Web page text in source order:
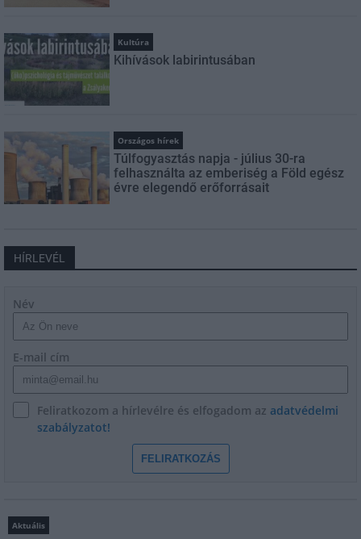
Kultúra
Kihívások labirintusában
Országos hírek
Túlfogyasztás napja - július 30-ra
felhasználta az emberiség a Föld egész
évre elegendő erőforrásait
HÍRLEVÉL
Név
E-mail cím
Feliratkozom a hírlevélre és elfogadom az adatvédelmi
szabályzatot!
FELIRATKOZÁS
Aktuális